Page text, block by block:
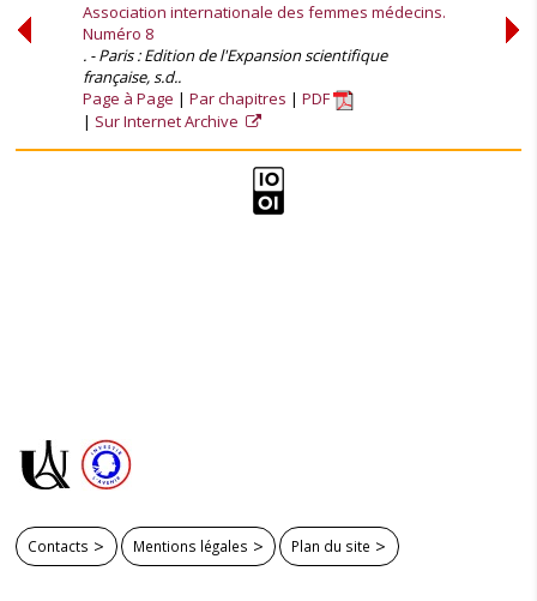
Association internationale des femmes médecins.
Numéro 8
. - Paris : Edition de l'Expansion scientifique
française, s.d..
Page à Page
Par chapitres
PDF
Sur Internet Archive
Contacts Mentions légales Plan du site